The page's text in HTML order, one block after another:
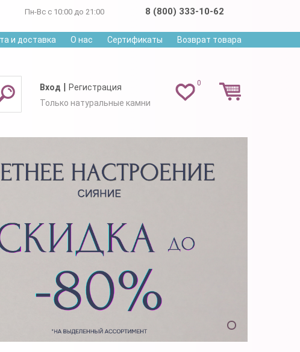
Пн-Вс с 10:00 до 21:00 8 (800) 333-10-62
и доставка О нас Сертификаты Возврат товара
0
Вход | Регистрация
Только натуральные камни